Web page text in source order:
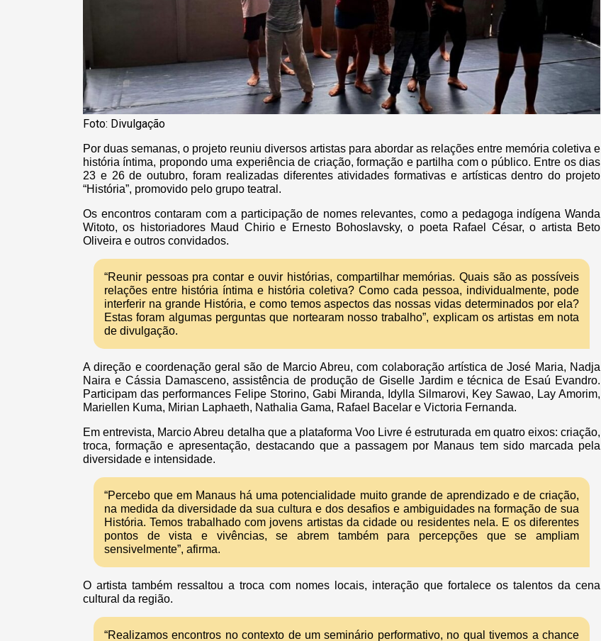
Foto: Divulgação
Por duas semanas, o projeto reuniu diversos artistas para abordar as relações entre memória coletiva e
história íntima, propondo uma experiência de criação, formação e partilha com o público. Entre os dias
23 e 26 de outubro, foram realizadas diferentes atividades formativas e artísticas dentro do projeto
“História”, promovido pelo grupo teatral.
Os encontros contaram com a participação de nomes relevantes, como a pedagoga indígena Wanda
Witoto, os historiadores Maud Chirio e Ernesto Bohoslavsky, o poeta Rafael César, o artista Beto
Oliveira e outros convidados.
“Reunir pessoas pra contar e ouvir histórias, compartilhar memórias. Quais são as possíveis
relações entre história íntima e história coletiva? Como cada pessoa, individualmente, pode
interferir na grande História, e como temos aspectos das nossas vidas determinados por ela?
Estas foram algumas perguntas que nortearam nosso trabalho”, explicam os artistas em nota
de divulgação.
A direção e coordenação geral são de Marcio Abreu, com colaboração artística de José Maria, Nadja
Naira e Cássia Damasceno, assistência de produção de Giselle Jardim e técnica de Esaú Evandro.
Participam das performances Felipe Storino, Gabi Miranda, Idylla Silmarovi, Key Sawao, Lay Amorim,
Mariellen Kuma, Mirian Laphaeth, Nathalia Gama, Rafael Bacelar e Victoria Fernanda.
Em entrevista, Marcio Abreu detalha que a plataforma Voo Livre é estruturada em quatro eixos: criação,
troca, formação e apresentação, destacando que a passagem por Manaus tem sido marcada pela
diversidade e intensidade.
“Percebo que em Manaus há uma potencialidade muito grande de aprendizado e de criação,
na medida da diversidade da sua cultura e dos desafios e ambiguidades na formação de sua
História. Temos trabalhado com jovens artistas da cidade ou residentes nela. E os diferentes
pontos de vista e vivências, se abrem também para percepções que se ampliam
sensivelmente”, afirma.
O artista também ressaltou a troca com nomes locais, interação que fortalece os talentos da cena
cultural da região.
“Realizamos encontros no contexto de um seminário performativo, no qual tivemos a chance